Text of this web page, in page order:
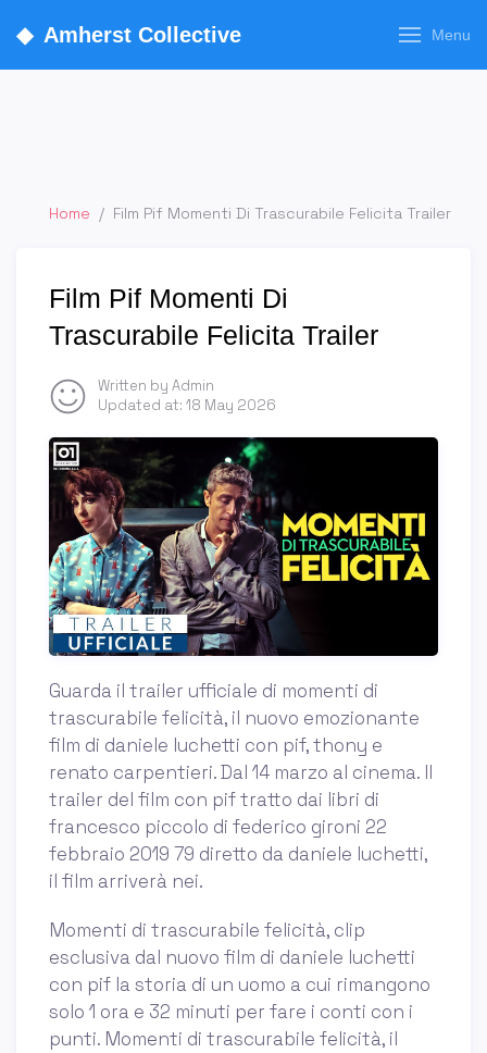
◆ Amherst Collective Menu
Home / Film Pif Momenti Di Trascurabile Felicita Trailer
Film Pif Momenti Di
Trascurabile Felicita Trailer
Written by Admin
Updated at: 18 May 2026
Guarda il trailer ufficiale di momenti di
trascurabile felicità, il nuovo emozionante
film di daniele luchetti con pif, thony e
renato carpentieri. Dal 14 marzo al cinema. Il
trailer del film con pif tratto dai libri di
francesco piccolo di federico gironi 22
febbraio 2019 79 diretto da daniele luchetti,
il film arriverà nei.
Momenti di trascurabile felicità, clip
esclusiva dal nuovo film di daniele luchetti
con pif la storia di un uomo a cui rimangono
solo 1 ora e 32 minuti per fare i conti con i
punti. Momenti di trascurabile felicità, il